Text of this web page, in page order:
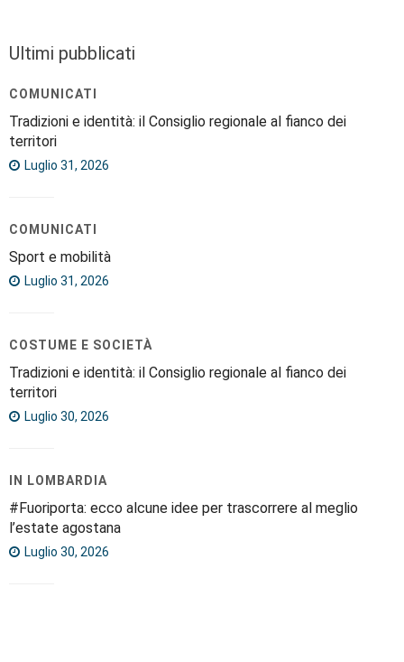
Ultimi pubblicati
COMUNICATI
Tradizioni e identità: il Consiglio regionale al fianco dei
territori
Luglio 31, 2026
COMUNICATI
Sport e mobilità
Luglio 31, 2026
COSTUME E SOCIETÀ
Tradizioni e identità: il Consiglio regionale al fianco dei
territori
Luglio 30, 2026
IN LOMBARDIA
#Fuoriporta: ecco alcune idee per trascorrere al meglio
l’estate agostana
Luglio 30, 2026